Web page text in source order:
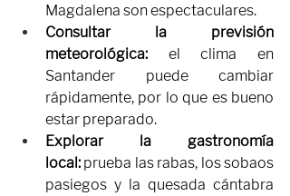
Magdalena son espectaculares.
Consultar la previsión
meteorológica: el clima en
Santander puede cambiar
rápidamente, por lo que es bueno
estar preparado.
Explorar la gastronomía
local: prueba las rabas, los sobaos
pasiegos y la quesada cántabra